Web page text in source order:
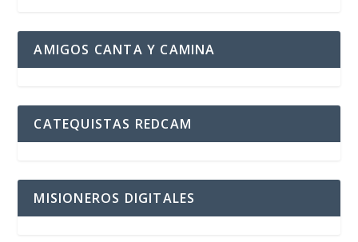
AMIGOS CANTA Y CAMINA
CATEQUISTAS REDCAM
MISIONEROS DIGITALES